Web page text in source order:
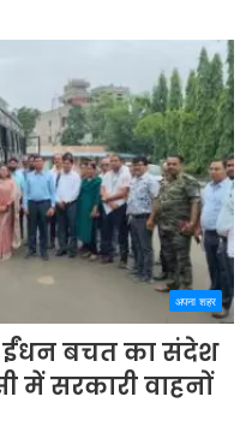
अपना शहर
ईंधन बचत का संदेश
सरकारी वाहनों